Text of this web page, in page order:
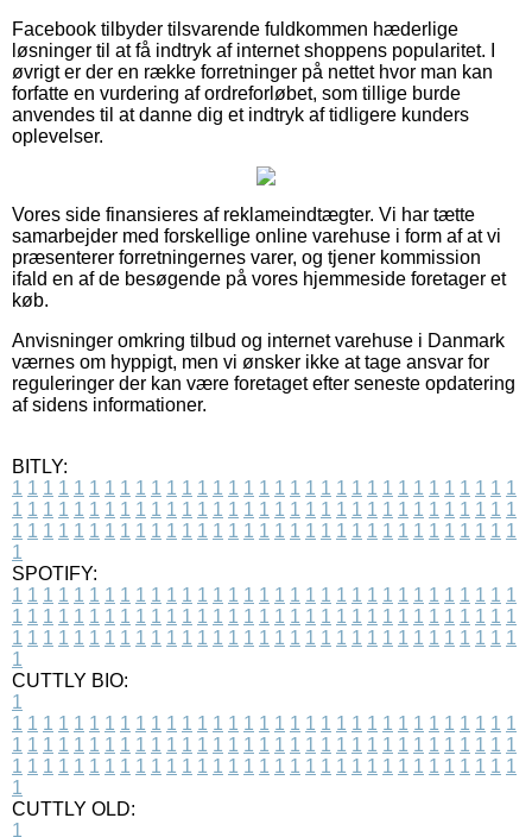
Facebook tilbyder tilsvarende fuldkommen hæderlige
løsninger til at få indtryk af internet shoppens popularitet. I
øvrigt er der en række forretninger på nettet hvor man kan
forfatte en vurdering af ordreforløbet, som tillige burde
anvendes til at danne dig et indtryk af tidligere kunders
oplevelser.
Vores side finansieres af reklameindtægter. Vi har tætte
samarbejder med forskellige online varehuse i form af at vi
præsenterer forretningernes varer, og tjener kommission
ifald en af de besøgende på vores hjemmeside foretager et
køb.
Anvisninger omkring tilbud og internet varehuse i Danmark
værnes om hyppigt, men vi ønsker ikke at tage ansvar for
reguleringer der kan være foretaget efter seneste opdatering
af sidens informationer.
BITLY:
1 1 1 1 1 1 1 1 1 1 1 1 1 1 1 1 1 1 1 1 1 1 1 1 1 1 1 1 1 1 1 1 1
1 1 1 1 1 1 1 1 1 1 1 1 1 1 1 1 1 1 1 1 1 1 1 1 1 1 1 1 1 1 1 1 1
1 1 1 1 1 1 1 1 1 1 1 1 1 1 1 1 1 1 1 1 1 1 1 1 1 1 1 1 1 1 1 1 1
1
SPOTIFY:
1 1 1 1 1 1 1 1 1 1 1 1 1 1 1 1 1 1 1 1 1 1 1 1 1 1 1 1 1 1 1 1 1
1 1 1 1 1 1 1 1 1 1 1 1 1 1 1 1 1 1 1 1 1 1 1 1 1 1 1 1 1 1 1 1 1
1 1 1 1 1 1 1 1 1 1 1 1 1 1 1 1 1 1 1 1 1 1 1 1 1 1 1 1 1 1 1 1 1
1
CUTTLY BIO:
1
1 1 1 1 1 1 1 1 1 1 1 1 1 1 1 1 1 1 1 1 1 1 1 1 1 1 1 1 1 1 1 1 1
1 1 1 1 1 1 1 1 1 1 1 1 1 1 1 1 1 1 1 1 1 1 1 1 1 1 1 1 1 1 1 1 1
1 1 1 1 1 1 1 1 1 1 1 1 1 1 1 1 1 1 1 1 1 1 1 1 1 1 1 1 1 1 1 1 1
1
CUTTLY OLD:
1